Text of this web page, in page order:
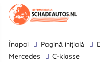
înapoi Pagină inițială
Mercedes
C-klasse